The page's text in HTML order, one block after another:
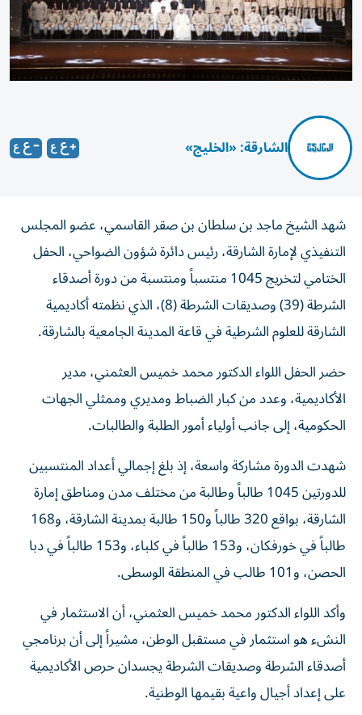
الشارقة: «الخليج»
شهد الشيخ ماجد بن سلطان بن صقر القاسمي، عضو المجلس
التنفيذي لإمارة الشارقة، رئيس دائرة شؤون الضواحي، الحفل
الختامي لتخريج 1045 منتسباً ومنتسبة من دورة أصدقاء
الشرطة (39) وصديقات الشرطة (8)، الذي نظمته أكاديمية
الشارقة للعلوم الشرطية في قاعة المدينة الجامعية بالشارقة.
حضر الحفل اللواء الدكتور محمد خميس العثمني، مدير
الأكاديمية، وعدد من كبار الضباط ومديري وممثلي الجهات
الحكومية، إلى جانب أولياء أمور الطلبة والطالبات.
شهدت الدورة مشاركة واسعة، إذ بلغ إجمالي أعداد المنتسبين
للدورتين 1045 طالباً وطالبة من مختلف مدن ومناطق إمارة
الشارقة، بواقع 320 طالباً و150 طالبة بمدينة الشارقة، و168
طالباً في خورفكان، و153 طالباً في كلباء، و153 طالباً في دبا
الحصن، و101 طالب في المنطقة الوسطى.
وأكد اللواء الدكتور محمد خميس العثمني، أن الاستثمار في
النشء هو استثمار في مستقبل الوطن، مشيراً إلى أن برنامجي
أصدقاء الشرطة وصديقات الشرطة يجسدان حرص الأكاديمية
على إعداد أجيال واعية بقيمها الوطنية.